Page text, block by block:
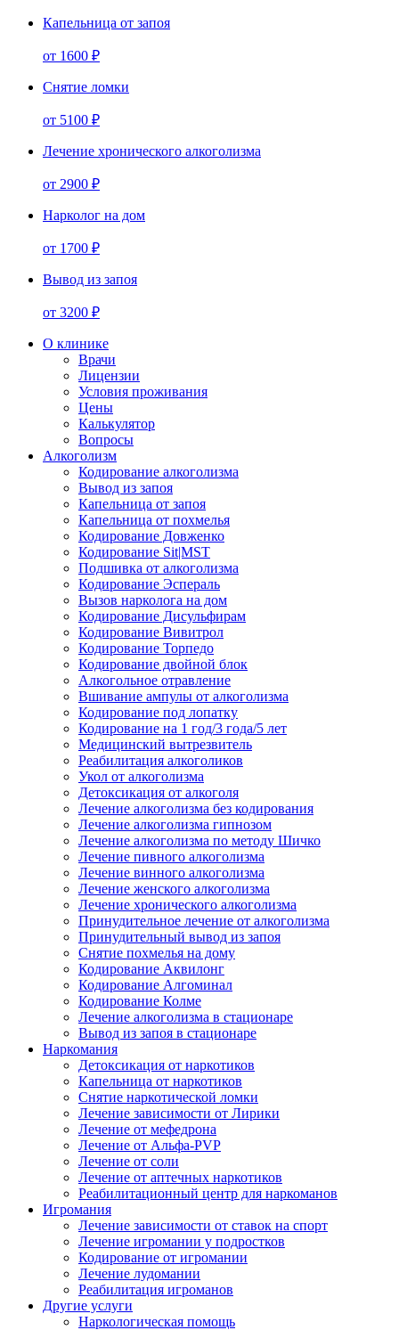
Капельница от запоя
от 1600 ₽
Снятие ломки
от 5100 ₽
Лечение хронического алкоголизма
от 2900 ₽
Нарколог на дом
от 1700 ₽
Вывод из запоя
от 3200 ₽
О клинике
Врачи
Лицензии
Условия проживания
Цены
Калькулятор
Вопросы
Алкоголизм
Кодирование алкоголизма
Вывод из запоя
Капельница от запоя
Капельница от похмелья
Кодирование Довженко
Кодирование Sit|MST
Подшивка от алкоголизма
Кодирование Эспераль
Вызов нарколога на дом
Кодирование Дисульфирам
Кодирование Вивитрол
Кодирование Торпедо
Кодирование двойной блок
Алкогольное отравление
Вшивание ампулы от алкоголизма
Кодирование под лопатку
Кодирование на 1 год/3 года/5 лет
Медицинский вытрезвитель
Реабилитация алкоголиков
Укол от алкоголизма
Детоксикация от алкоголя
Лечение алкоголизма без кодирования
Лечение алкоголизма гипнозом
Лечение алкоголизма по методу Шичко
Лечение пивного алкоголизма
Лечение винного алкоголизма
Лечение женского алкоголизма
Лечение хронического алкоголизма
Принудительное лечение от алкоголизма
Принудительный вывод из запоя
Снятие похмелья на дому
Кодирование Аквилонг
Кодирование Алгоминал
Кодирование Колме
Лечение алкоголизма в стационаре
Вывод из запоя в стационаре
Наркомания
Детоксикация от наркотиков
Капельница от наркотиков
Снятие наркотической ломки
Лечение зависимости от Лирики
Лечение от мефедрона
Лечение от Альфа-PVP
Лечение от соли
Лечение от аптечных наркотиков
Реабилитационный центр для наркоманов
Игромания
Лечение зависимости от ставок на спорт
Лечение игромании у подростков
Кодирование от игромании
Лечение лудомании
Реабилитация игроманов
Другие услуги
Наркологическая помощь